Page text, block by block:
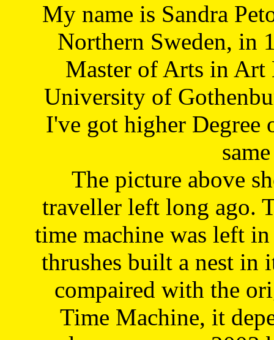
My name is Sandra
Northern Sweden, in
Master of Arts in Art
University of
I've got higher Degree
The picture above
traveller left long ago.
time machine was left
thrushes built a nest in
compaired with the
Time Machine, it